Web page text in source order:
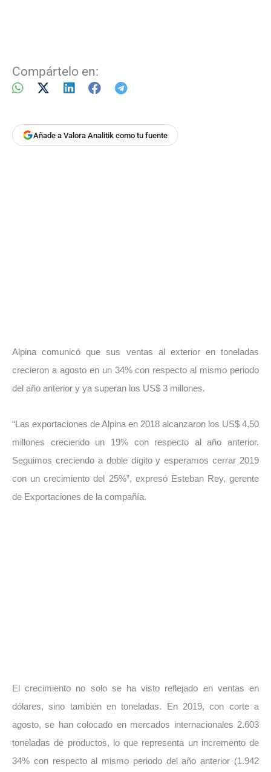
Compártelo en:
Añade a Valora Analitik como tu fuente
Alpina comunicó que sus ventas al exterior en toneladas
crecieron a agosto en un 34% con respecto al mismo periodo
del año anterior y ya superan los US$ 3 millones.
“Las exportaciones de Alpina en 2018 alcanzaron los US$ 4,50
millones creciendo un 19% con respecto al año anterior.
Seguimos creciendo a doble dígito y esperamos cerrar 2019
con un crecimiento del 25%”, expresó Esteban Rey, gerente
de Exportaciones de la compañía.
El crecimiento no solo se ha visto reflejado en ventas en
dólares, sino también en toneladas. En 2019, con corte a
agosto, se han colocado en mercados internacionales 2.603
toneladas de productos, lo que representa un incremento de
34% con respecto al mismo periodo del año anterior (1.942